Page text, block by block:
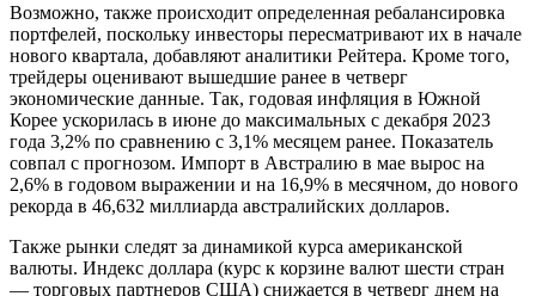
Возможно, также происходит определенная ребалансировка
портфелей, поскольку инвесторы пересматривают их в начале
нового квартала, добавляют аналитики Рейтера. Кроме того,
трейдеры оценивают вышедшие ранее в четверг
экономические данные. Так, годовая инфляция в Южной
Корее ускорилась в июне до максимальных с декабря 2023
года 3,2% по сравнению с 3,1% месяцем ранее. Показатель
совпал с прогнозом. Импорт в Австралию в мае вырос на
2,6% в годовом выражении и на 16,9% в месячном, до нового
рекорда в 46,632 миллиарда австралийских долларов.
Также рынки следят за динамикой курса американской
валюты. Индекс доллара (курс к корзине валют шести стран
— торговых партнеров США) снижается в четверг днем на